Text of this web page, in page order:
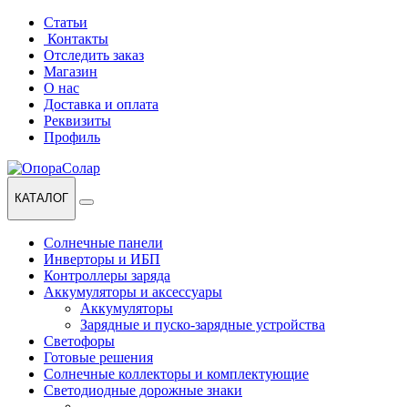
Перейти
навигации
Перейти
содержанию
Статьи
Контакты
Отследить заказ
Магазин
О нас
Доставка и оплата
Реквизиты
Профиль
КАТАЛОГ
Солнечные панели
Инверторы и ИБП
Контроллеры заряда
Аккумуляторы и аксессуары
Аккумуляторы
Зарядные и пуско-зарядные устройства
Светофоры
Готовые решения
Солнечные коллекторы и комплектующие
Светодиодные дорожные знаки